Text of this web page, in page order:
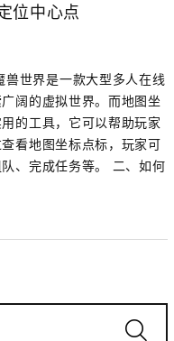
位中心点
世界是一款大型多人在线
阔的虚拟世界。而地图坐
的工具，它可以帮助玩家
看地图坐标点标，玩家可
、完成任务等。 二、如何